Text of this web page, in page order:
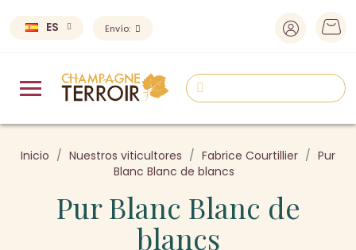
ES Envío:
Inicio Nuestros viticultores Fabrice Courtillier
Pur
Blanc Blanc de blancs
Pur Blanc Blanc de
blancs